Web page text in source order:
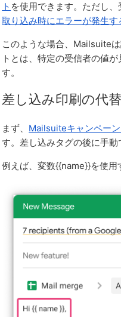
ト を使用できます。ただし
取り込み時にエラーが発生す
このような場合、Mailsuite
トとは、特定の受信者の値
す。
差し込み印刷の代
まず、 Mailsuiteキャンペー
す。差し込みタグの後に手
例えば、変数{{name}}を使用